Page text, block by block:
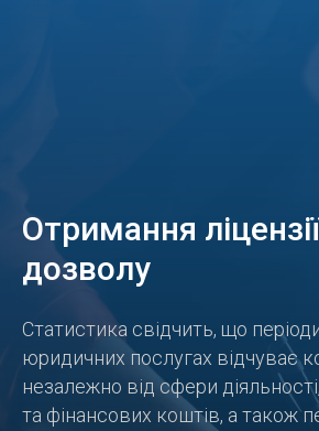
Отримання
дозволу
Статистика свідчить, що
юридичних послугах відчуває
незалежно від сфери
та фінансових коштів, а також